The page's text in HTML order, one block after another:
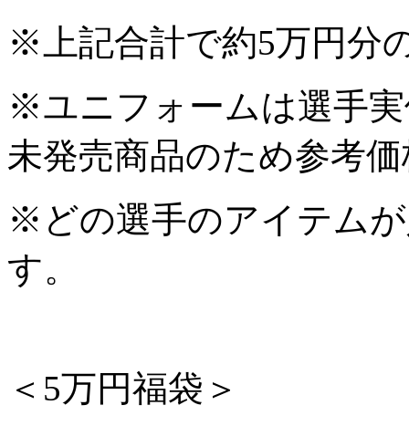
※上記合計で約5万円分
※ユニフォームは選手
未発売商品のため参考
※どの選手のアイテム
す。
＜5万円福袋＞